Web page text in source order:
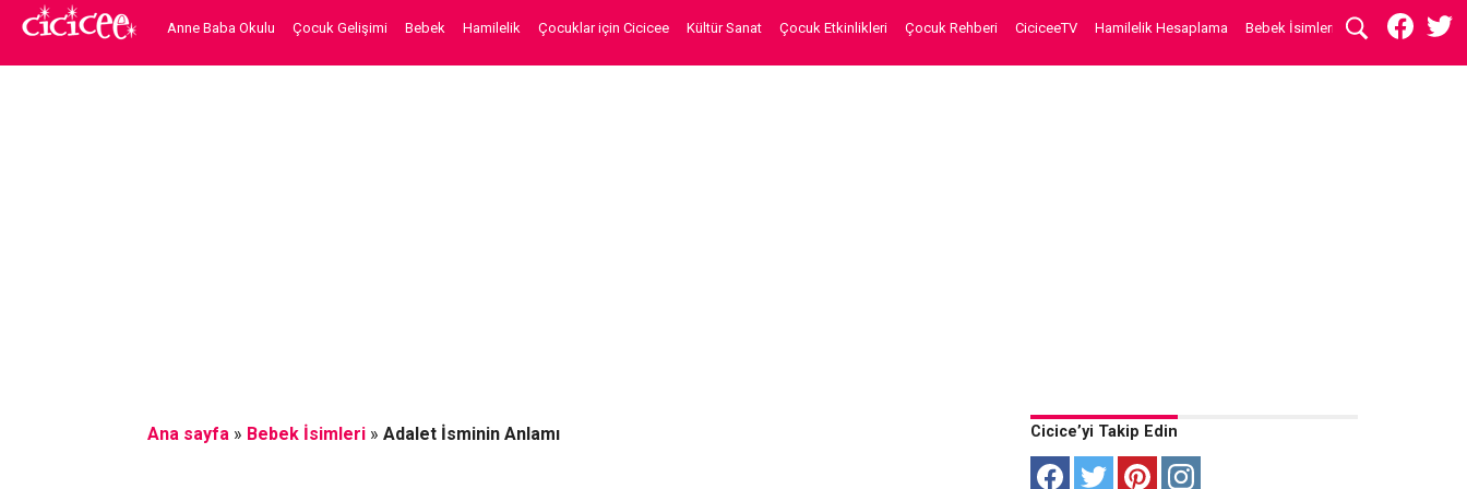
Anne Baba Okulu Çocuk Gelişimi Bebek Hamilelik Çocuklar için Cicicee Kültür Sanat Çocuk Etkinlikleri Çocuk Rehberi CiciceeTV Hamilelik Hesaplama Bebek İsimleri
Ana sayfa» Bebek İsimleri» Adalet İsminin Anlamı Cicice’yi Takip Edin